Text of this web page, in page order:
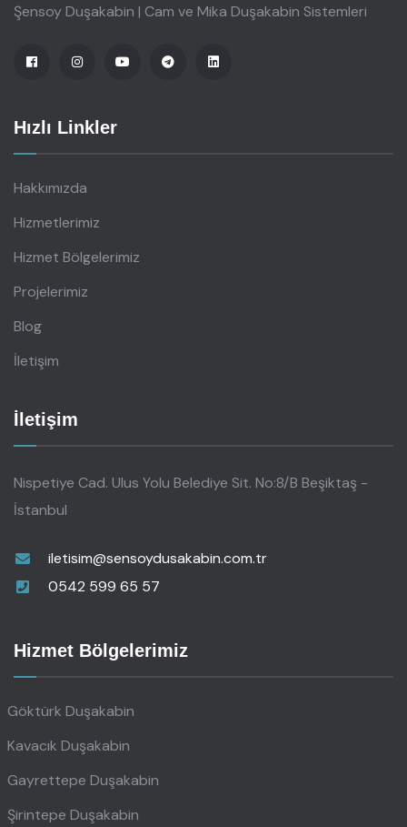
Şensoy Duşakabin | Cam ve Mika Duşakabin Sistemleri
Hızlı Linkler
Hakkımızda
Hizmetlerimiz
Hizmet Bölgelerimiz
Projelerimiz
Blog
İletişim
İletişim
Nispetiye Cad. Ulus Yolu Belediye Sit. No:8/B Beşiktaş -
İstanbul
iletisim@sensoydusakabin.com.tr
0542 599 65 57
Hizmet Bölgelerimiz
Göktürk Duşakabin
Kavacık Duşakabin
Gayrettepe Duşakabin
Şirintepe Duşakabin